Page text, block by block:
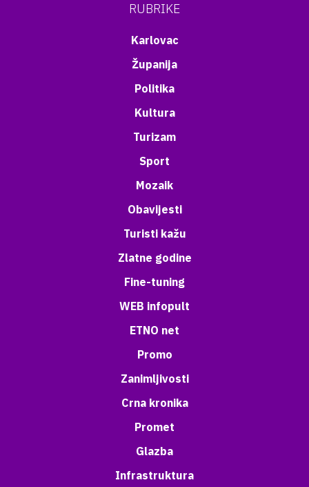
RUBRIKE
Karlovac
Županija
Politika
Kultura
Turizam
Sport
Mozaik
Obavijesti
Turisti kažu
Zlatne godine
Fine-tuning
WEB infopult
ETNO net
Promo
Zanimljivosti
Crna kronika
Promet
Glazba
Infrastruktura